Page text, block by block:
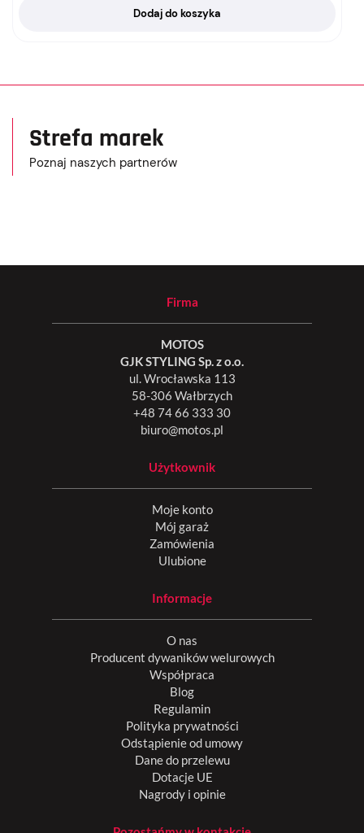
Dodaj do koszyka
Strefa marek
Poznaj naszych partnerów
Firma
MOTOS
GJK STYLING Sp. z o.o.
ul. Wrocławska 113
58-306 Wałbrzych
+48 74 66 333 30
biuro@motos.pl
Użytkownik
Moje konto
Mój garaż
Zamówienia
Ulubione
Informacje
O nas
Producent dywaników welurowych
Współpraca
Blog
Regulamin
Polityka prywatności
Odstąpienie od umowy
Dane do przelewu
Dotacje UE
Nagrody i opinie